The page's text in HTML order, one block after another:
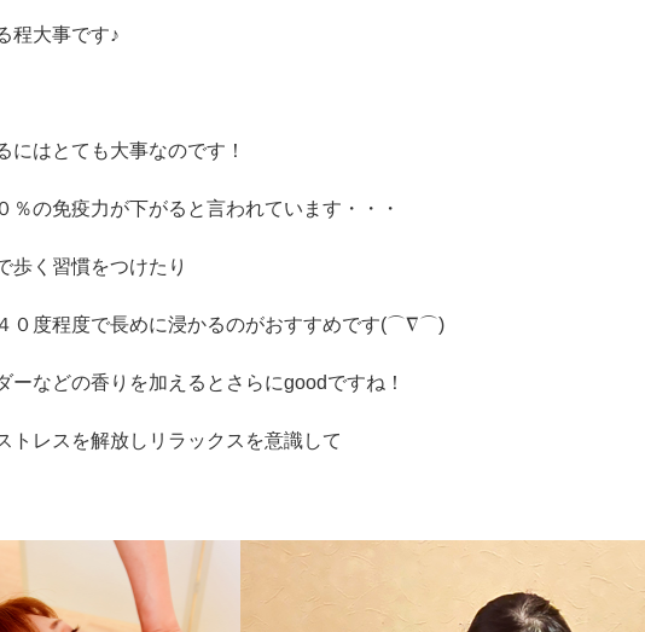
程大事です♪
はとても大事なのです！
の免疫力が下がると言われています・・・
歩く習慣をつけたり
０度程度で長めに浸かるのがおすすめです(⌒∇⌒)
などの香りを加えるとさらにgoodですね！
トレスを解放しリラックスを意識して